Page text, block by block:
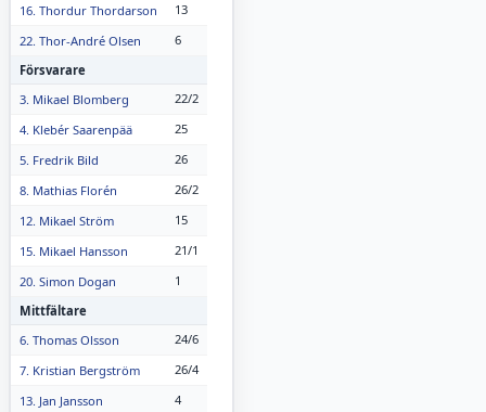
16. Thordur Thordarson
13
22. Thor-André Olsen
6
Försvarare
3. Mikael Blomberg
22/2
4. Klebér Saarenpää
25
5. Fredrik Bild
26
8. Mathias Florén
26/2
12. Mikael Ström
15
15. Mikael Hansson
21/1
20. Simon Dogan
1
Mittfältare
6. Thomas Olsson
24/6
7. Kristian Bergström
26/4
13. Jan Jansson
4